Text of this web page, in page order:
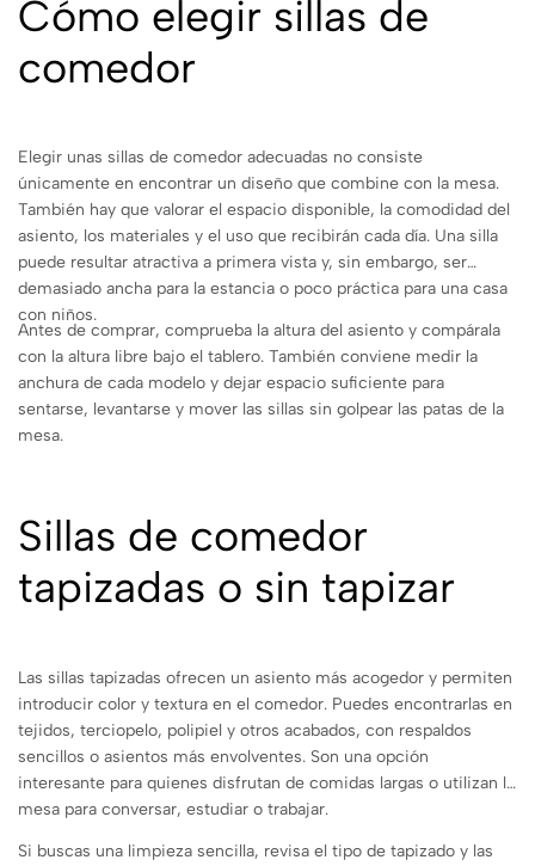
Cómo elegir sillas de
comedor
Elegir unas sillas de comedor adecuadas no consiste
únicamente en encontrar un diseño que combine con la mesa.
También hay que valorar el espacio disponible, la comodidad del
asiento, los materiales y el uso que recibirán cada día. Una silla
puede resultar atractiva a primera vista y, sin embargo, ser
demasiado ancha para la estancia o poco práctica para una casa
con niños.
Antes de comprar, comprueba la altura del asiento y compárala
con la altura libre bajo el tablero. También conviene medir la
anchura de cada modelo y dejar espacio suficiente para
sentarse, levantarse y mover las sillas sin golpear las patas de la
mesa.
Sillas de comedor
tapizadas o sin tapizar
Las sillas tapizadas ofrecen un asiento más acogedor y permiten
introducir color y textura en el comedor. Puedes encontrarlas en
tejidos, terciopelo, polipiel y otros acabados, con respaldos
sencillos o asientos más envolventes. Son una opción
interesante para quienes disfrutan de comidas largas o utilizan la
mesa para conversar, estudiar o trabajar.
Si buscas una limpieza sencilla, revisa el tipo de tapizado y las